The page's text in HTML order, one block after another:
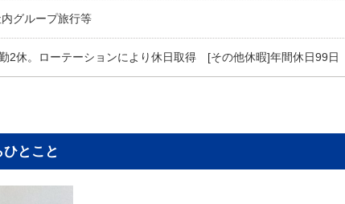
グループ旅行等
2休。ローテーションにより休日取得 [その他休暇]年間休日99日
とこと